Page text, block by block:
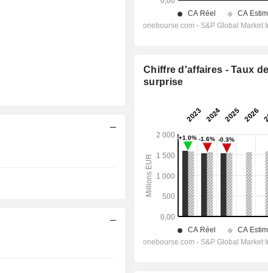
Chiffre d'affaires - Taux de
surprise